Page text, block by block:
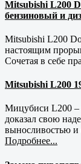
Mitsubishi L200
бензиновый и
Mitsubishi L200
настоящим
Сочетая в себе
Mitsubishi L200
Мицубиси L200 –
доказал свою
выносливостью и
Подробнее...